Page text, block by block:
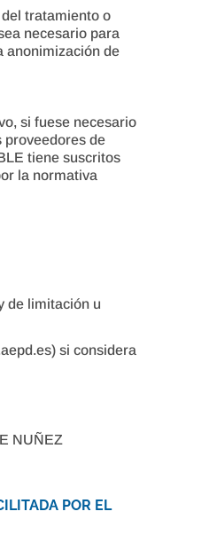
tratamiento o
necesario para
anonimización de
si fuese necesario
proveedores de
tiene suscritos
la normativa
de limitación u
si considera
NUÑEZ
POR EL